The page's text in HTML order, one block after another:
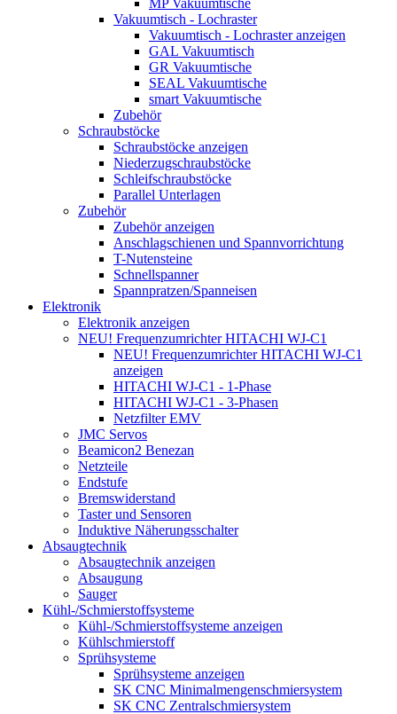
Vakuumtisch - Lochraster
Vakuumtisch - Lochraster anzeigen
GAL Vakuumtisch
GR Vakuumtische
SEAL Vakuumtische
smart Vakuumtische
Zubehör
Schraubstöcke
Schraubstöcke anzeigen
Niederzugschraubstöcke
Schleifschraubstöcke
Parallel Unterlagen
Zubehör
Zubehör anzeigen
Anschlagschienen und Spannvorrichtung
T-Nutensteine
Schnellspanner
Spannpratzen/Spanneisen
Elektronik
Elektronik anzeigen
NEU! Frequenzumrichter HITACHI WJ-C1
NEU! Frequenzumrichter HITACHI WJ-C1
anzeigen
HITACHI WJ-C1 - 1-Phase
HITACHI WJ-C1 - 3-Phasen
Netzfilter EMV
JMC Servos
Beamicon2 Benezan
Netzteile
Endstufe
Bremswiderstand
Taster und Sensoren
Induktive Näherungsschalter
Absaugtechnik
Absaugtechnik anzeigen
Absaugung
Sauger
Kühl-/Schmierstoffsysteme
Kühl-/Schmierstoffsysteme anzeigen
Kühlschmierstoff
Sprühsysteme
Sprühsysteme anzeigen
SK CNC Minimalmengenschmiersystem
SK CNC Zentralschmiersystem